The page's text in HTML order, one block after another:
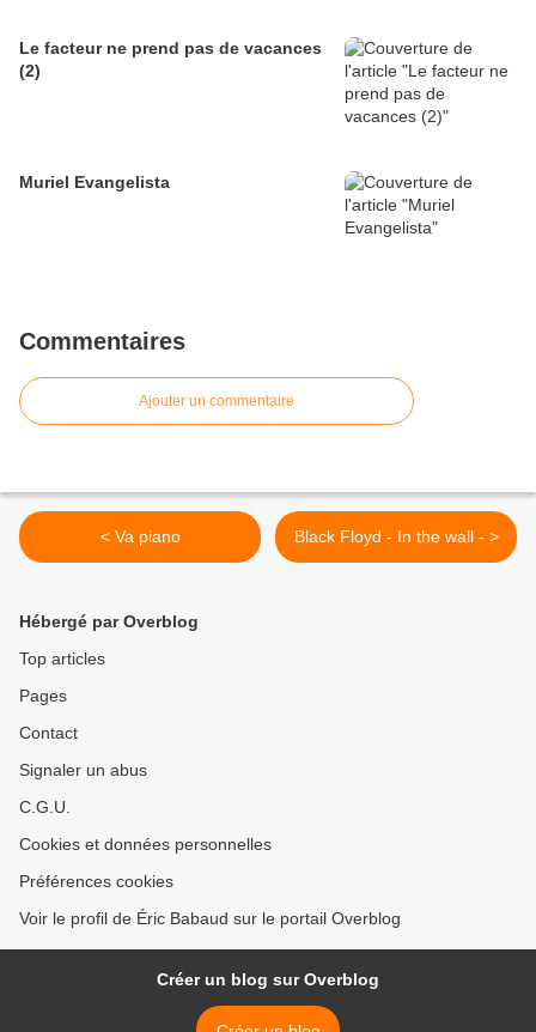
Le facteur ne prend pas de vacances
(2)
Muriel Evangelista
Commentaires
Ajouter un commentaire
< Va piano Black Floyd - In the wall - >
Hébergé par Overblog
Top articles
Pages
Contact
Signaler un abus
C.G.U.
Cookies et données personnelles
Préférences cookies
Voir le profil de Éric Babaud sur le portail Overblog
Créer un blog sur Overblog